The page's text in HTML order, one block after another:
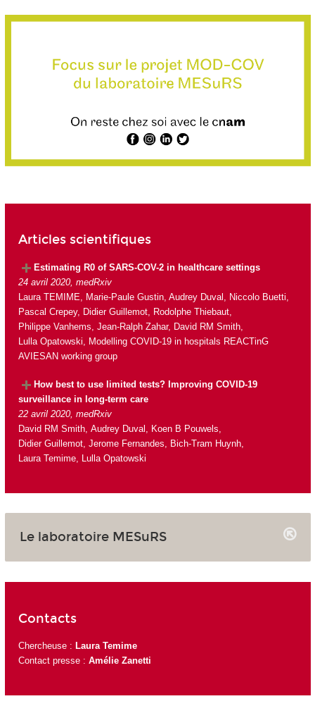
Articles scientifiques
Estimating R0 of SARS-COV-2 in healthcare settings
24 avril 2020, medRxiv
Laura TEMIME, Marie-Paule Gustin, Audrey Duval, Niccolo Buetti,
Pascal Crepey, Didier Guillemot, Rodolphe Thiebaut,
Philippe Vanhems, Jean-Ralph Zahar, David RM Smith,
Lulla Opatowski, Modelling COVID-19 in hospitals REACTinG
AVIESAN working group
How best to use limited tests? Improving COVID-19
surveillance in long-term care
22 avril 2020, medRxiv
David RM Smith, Audrey Duval, Koen B Pouwels,
Didier Guillemot, Jerome Fernandes, Bich-Tram Huynh,
Laura Temime, Lulla Opatowski
Le laboratoire MESuRS
Contacts
Chercheuse : Laura Temime
Contact presse : Amélie Zanetti